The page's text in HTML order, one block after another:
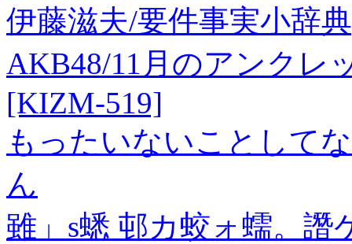
伊藤滋夫/要件事実小辞
AKB48/11月のアンクレ
[KIZM-519]
もったいないことして
ん
雖」s蟋 邨カ蛟ォ蠕。